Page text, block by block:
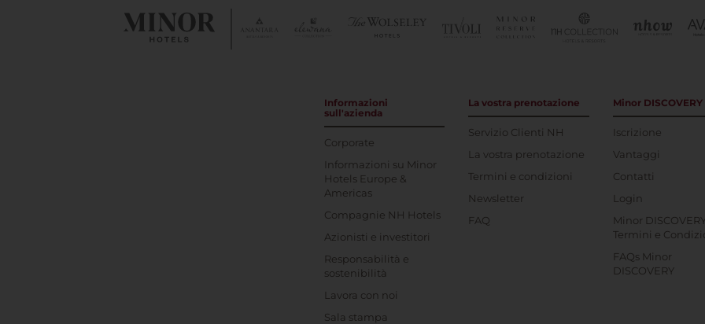
Informazioni
sull'azienda
Corporate
Informazioni su Minor
Hotels Europe &
Americas
Compagnie NH Hotels
Azionisti e investitori
Responsabilità e
sostenibilità
Lavora con noi
Sala stampa
La vostra prenotazione
Servizio Clienti NH
La vostra prenotazione
Termini e condizioni
Newsletter
FAQ
Minor DISCOVERY
Iscrizione
Vantaggi
Contatti
Login
Minor
Termini e
FAQs Minor
DISCOVERY